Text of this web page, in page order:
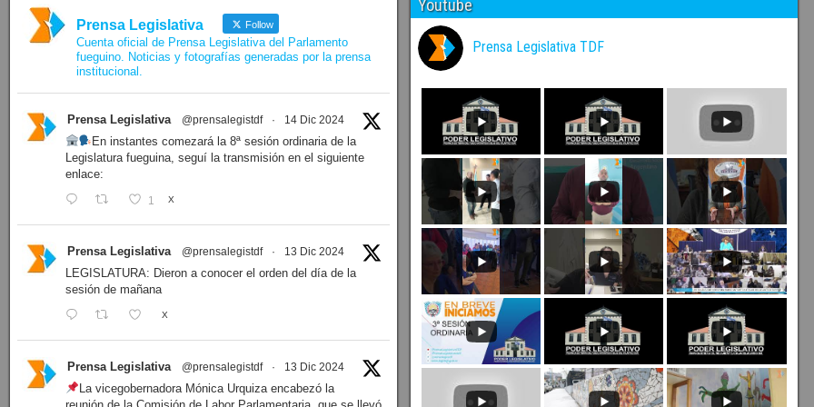
Prensa Legislativa Follow
Cuenta oficial de Prensa Legislativa del Parlamento
fueguino. Noticias y fotografías generadas por la prensa
institucional.
Prensa Legislativa @prensalegistdf · 14 Dic 2024
En instantes comezará la 8ª sesión ordinaria de la
Legislatura fueguina, seguí la transmisión en el siguiente
enlace:
1 X
Prensa Legislativa @prensalegistdf · 13 Dic 2024
LEGISLATURA: Dieron a conocer el orden del día de la
sesión de mañana
X
Prensa Legislativa @prensalegistdf · 13 Dic 2024
La vicegobernadora Mónica Urquiza encabezó la
Youtube
Prensa Legislativa TDF